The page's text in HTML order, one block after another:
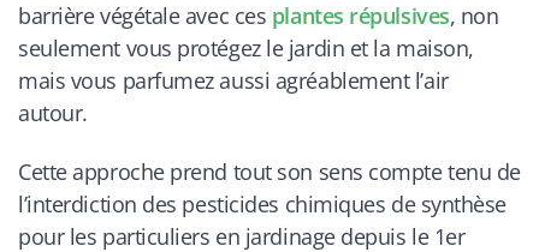
barrière végétale avec ces plantes répulsives, non
seulement vous protégez le jardin et la maison,
mais vous parfumez aussi agréablement l’air
autour.
Cette approche prend tout son sens compte tenu de
l’interdiction des pesticides chimiques de synthèse
pour les particuliers en jardinage depuis le 1er